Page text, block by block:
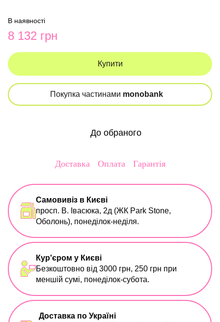
В наявності
8 132 грн
Купити
Покупка частинами monobank
До обраного
Доставка Оплата Гарантія
Самовивіз в Києві
просп. В. Івасюка, 2д (ЖК Park Stone,
Оболонь), понеділок-неділя.
Кур'єром у Києві
Безкоштовно від 3000 грн, 250 грн при
меншій сумі, понеділок-субота.
Доставка по Україні